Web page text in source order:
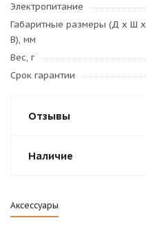
Электропитание
Габаритные размеры (Д x Ш x
В), мм
Вес, г
Срок гарантии
Отзывы
Наличие
Аксессуары